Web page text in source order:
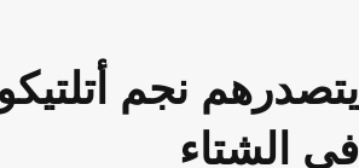
في الشتاء